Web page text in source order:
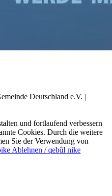
Deutschland e.V. |
und fortlaufend verbessern
Cookies. Durch die weitere
Sie der Verwendung von
Ablehnen / qebûl nike